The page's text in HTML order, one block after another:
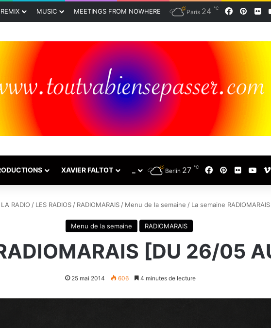
REMIX MUSIC MEETINGS FROM NOWHERE Paris 24 ℃ Facebook
XAVIER FALTOT Berlin 27 ℃ Facebook
Pinterest
Flickr
LA RADIO / LES RADIOS / RADIOMARAIS / Menu de la semaine / La semaine
Menu de la semaine RADIOMARAIS
[DU 26/05
25 mai 2014 606 4 minutes de lecture